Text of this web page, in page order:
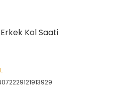
Kol Saati